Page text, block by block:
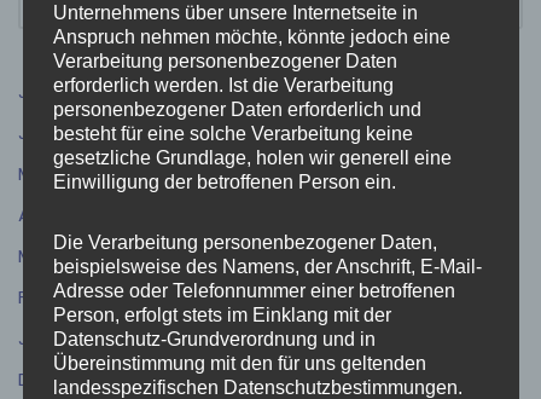
Juli 2026(9)
Juni 2026(5)
Mai 2026(4)
April 2026
März 2026(3)
Februar 2026(4)
Januar 2026(1)
Dezember 2025(5)
Unternehmens über unsere Internetseite in
Anspruch nehmen möchte, könnte jedoch eine
Verarbeitung personenbezogener Daten
erforderlich werden. Ist die Verarbeitung
personenbezogener Daten erforderlich und
besteht für eine solche Verarbeitung keine
gesetzliche Grundlage, holen wir generell eine
Einwilligung der betroffenen Person ein.
Die Verarbeitung personenbezogener Daten,
beispielsweise des Namens, der Anschrift, E-Mail-
Adresse oder Telefonnummer einer betroffenen
Person, erfolgt stets im Einklang mit der
Datenschutz-Grundverordnung und in
Übereinstimmung mit den für uns geltenden
landesspezifischen Datenschutzbestimmungen.